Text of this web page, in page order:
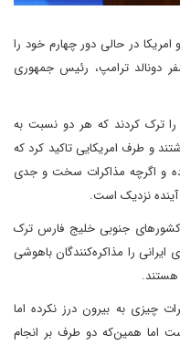
امریکا در حالی دور چهارم خود را
دونالد ترامپ، رئیس جمهوری
ترک کردند که هر دو نسبت به
و طرف امریکایی تاکید کرد که
و اگرچه مذاکرات سخت و جدی
آینده نزدیک است.
جنوبی خلیج فارس ترک
را مذاکره‌کنندگان باهوشی
هستند.
چیزی به بیرون درز نکرده اما
همین‌که دو طرف بر انجام